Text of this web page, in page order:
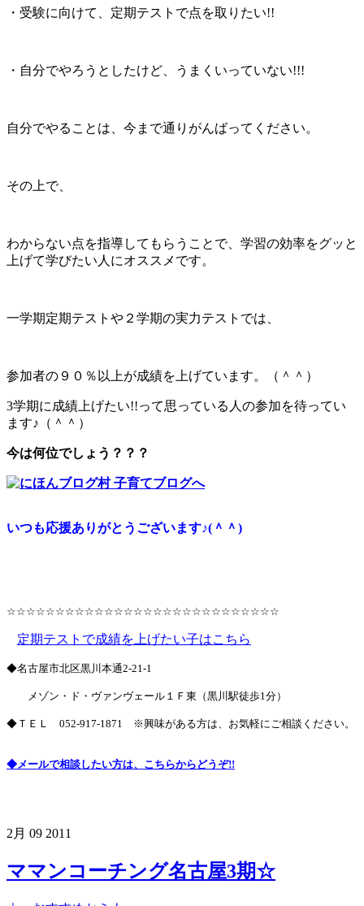
・受験に向けて、定期テストで点を取りたい!!
・自分でやろうとしたけど、うまくいっていない!!!
自分でやることは、今まで通りがんばってください。
その上で、
わからない点を指導してもらうことで、学習の効率をグッと
上げて学びたい人にオススメです。
一学期定期テストや２学期の実力テストでは、
参加者の９０％以上が成績を上げています。（＾＾）
3学期に成績上げたい!!って思っている人の参加を待ってい
ます♪（＾＾）
今は何位でしょう？？？
いつも応援ありがとうございます♪(＾＾)
☆☆☆☆☆☆☆☆☆☆☆☆☆☆☆☆☆☆☆☆☆☆☆☆☆☆☆☆
定期テストで成績を上げたい子はこちら
◆名古屋市北区黒川本通2-21-1
メゾン・ド・ヴァンヴェール１Ｆ東（黒川駅徒歩1分）
◆ＴＥＬ 052-917-1871 ※興味がある方は、お気軽にご相談ください。
◆メールで相談したい方は、こちらからどうぞ!!
2月 09 2011
ママンコーチング名古屋3期☆